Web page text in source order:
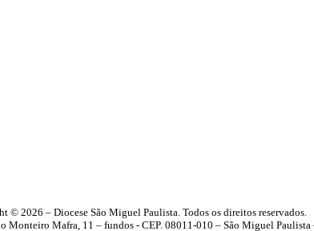
© 2026 – Diocese São Miguel Paulista. Todos os direitos reservados.
Monteiro Mafra, 11 – fundos - CEP. 08011-010 – São Miguel Paulista